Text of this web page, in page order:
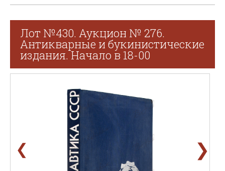
Лот №430. Аукцион № 276.
Антикварные и букинистические
издания. Начало в 18-00
❮ ❯